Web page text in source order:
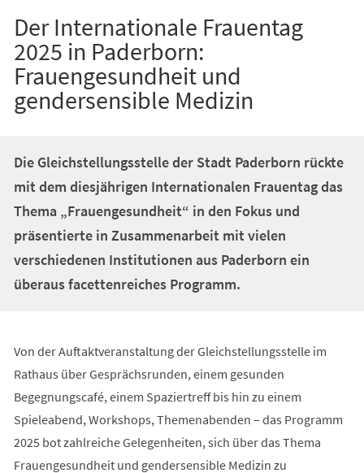
Der Internationale Frauentag
2025 in Paderborn:
Frauengesundheit und
gendersensible Medizin
Die Gleichstellungsstelle der Stadt Paderborn rückte
mit dem diesjährigen Internationalen Frauentag das
Thema „Frauengesundheit“ in den Fokus und
präsentierte in Zusammenarbeit mit vielen
verschiedenen Institutionen aus Paderborn ein
überaus facettenreiches Programm.
Von der Auftaktveranstaltung der Gleichstellungsstelle im
Rathaus über Gesprächsrunden, einem gesunden
Begegnungscafé, einem Spaziertreff bis hin zu einem
Spieleabend, Workshops, Themenabenden – das Programm
2025 bot zahlreiche Gelegenheiten, sich über das Thema
Frauengesundheit und gendersensible Medizin zu